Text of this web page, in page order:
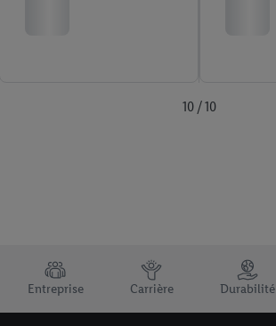
10 / 10
TRUSTBAR
Entreprise Carrière Durabilité